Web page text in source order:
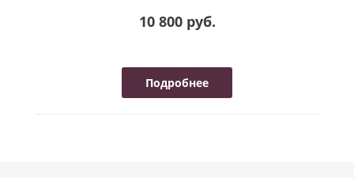
10 800 руб.
Подробнее